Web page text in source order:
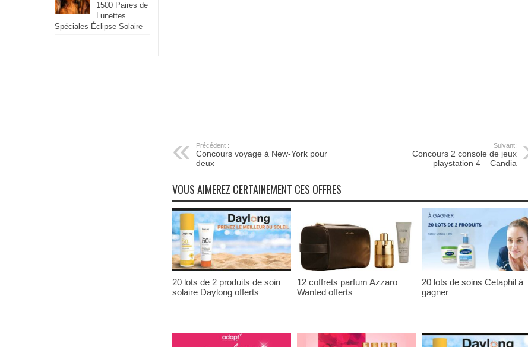
Précédent :
Concours voyage à New-York pour
deux
Suivant:
Concours 2 console de jeux
playstation 4 – Candia
VOUS AIMEREZ CERTAINEMENT CES OFFRES
20 lots de 2 produits de soin
solaire Daylong offerts
12 coffrets parfum Azzaro
Wanted offerts
20 lots de soins Cetaphil à
gagner
1500 Paires de
Lunettes
Spéciales Éclipse Solaire